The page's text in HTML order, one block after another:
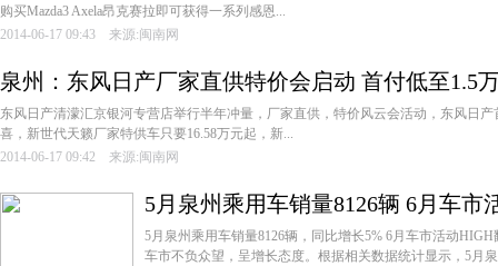
购买Mazda3 Axela昂克赛拉即可获得一系列感恩...
2014-06-17 09:43 来源:闽南网
泉州：东风日产厂家直供特价会启动 首付低至1.5
东风日产清濛汇京银河专营店举行半年冲量，厂家直供，特价风云会活动，东风日
喜，新世代天籁厂家特供车只要16.58万元起，新...
2014-06-17 09:42 来源:闽南网
5月泉州乘用车销量8126辆 6月车市
5月泉州乘用车销量8126辆，同比增长5% 6月车市活动
车市不负众望，呈增长态度。根据相关数据统计显示，5月